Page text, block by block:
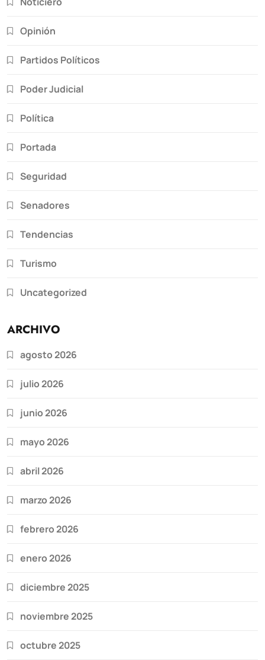
Opinión
Partidos Políticos
Poder Judicial
Política
Portada
Seguridad
Senadores
Tendencias
Turismo
Uncategorized
ARCHIVO
agosto 2026
julio 2026
junio 2026
mayo 2026
abril 2026
marzo 2026
febrero 2026
enero 2026
diciembre 2025
noviembre 2025
octubre 2025